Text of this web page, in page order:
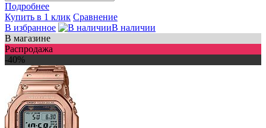
Подробнее
Купить в 1 клик Сравнение
В избранное
В наличии
В магазине
Распродажа
-40%